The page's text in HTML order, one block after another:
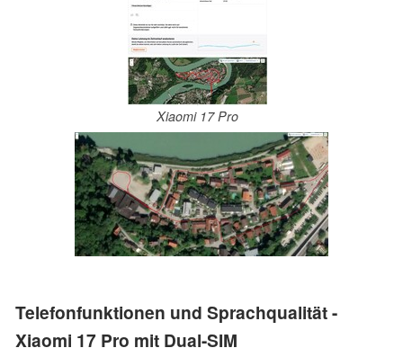
Xiaomi 17 Pro
Telefonfunktionen und Sprachqualität -
Xiaomi 17 Pro mit Dual-SIM